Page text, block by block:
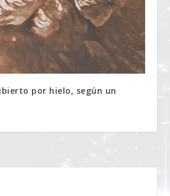
por hielo, según un